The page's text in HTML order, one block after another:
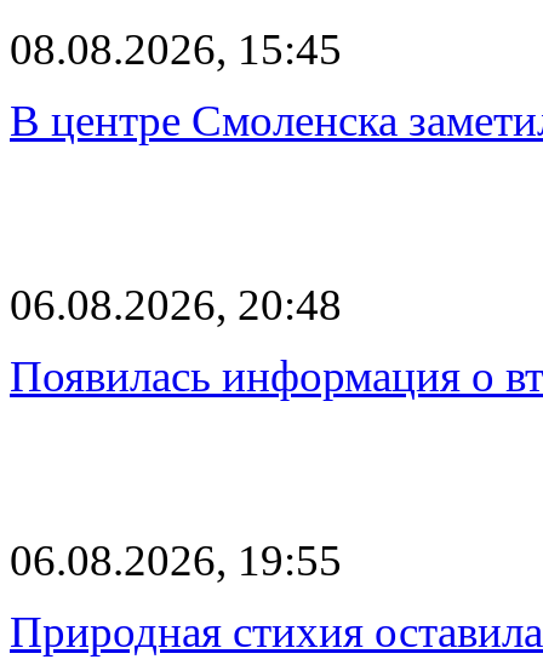
08.08.2026, 15:45
В центре Смоленска
06.08.2026, 20:48
Появилась информация о
06.08.2026, 19:55
Природная стихия